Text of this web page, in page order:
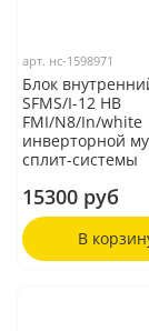
арт. нс-1598971
Блок
SFMS/I-12 HB
FMI/N8/In/white
инверторной
сплит-системы
15300 руб
В